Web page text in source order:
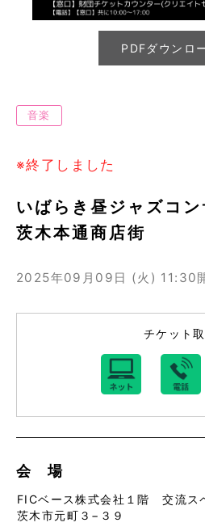
PDFダウンロ
音楽
※終了しました
いばらき昼ジャズコ
茨木本通商店街
2025年09月09日 (火) 11:30
チケット
会 場
FICベース株式会社１階 交流ス
茨木市元町３−３９